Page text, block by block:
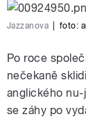
Jazzanova foto:
Po roce
nečekaně
anglického
se záhy po